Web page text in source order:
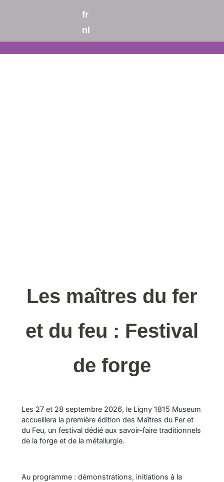
fr
nl
Les maîtres du fer
et du feu : Festival
de forge
Les 27 et 28 septembre 2026, le Ligny 1815 Museum
accueillera la première édition des Maîtres du Fer et
du Feu, un festival dédié aux savoir-faire traditionnels
de la forge et de la métallurgie.
Au programme : démonstrations, initiations à la